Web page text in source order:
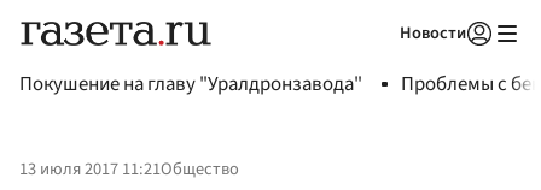
Новости
Покушение на главу "Уралдронзавода" Проблемы с
13 июля 2017 11:21Общество